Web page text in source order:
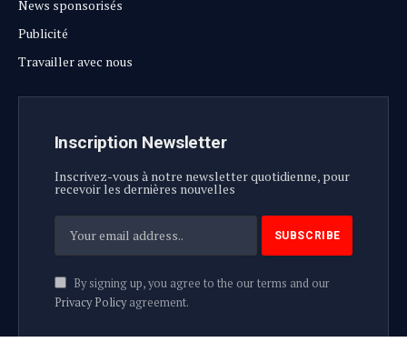
News sponsorisés
Publicité
Travailler avec nous
Inscription Newsletter
Inscrivez-vous à notre newsletter quotidienne, pour
recevoir les dernières nouvelles
By signing up, you agree to the our terms and our
Privacy Policyagreement.